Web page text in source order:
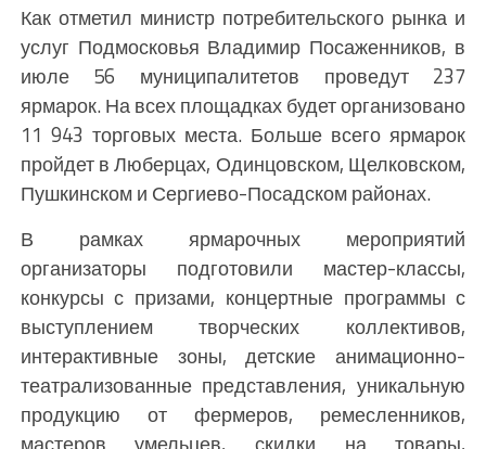
Как отметил министр потребительского рынка и
услуг Подмосковья Владимир Посаженников, в
июле 56 муниципалитетов проведут 237
ярмарок. На всех площадках будет организовано
11 943 торговых места. Больше всего ярмарок
пройдет в Люберцах, Одинцовском, Щелковском,
Пушкинском и Сергиево-Посадском районах.
В рамках ярмарочных мероприятий
организаторы подготовили мастер-классы,
конкурсы с призами, концертные программы с
выступлением творческих коллективов,
интерактивные зоны, детские анимационно-
театрализованные представления, уникальную
продукцию от фермеров, ремесленников,